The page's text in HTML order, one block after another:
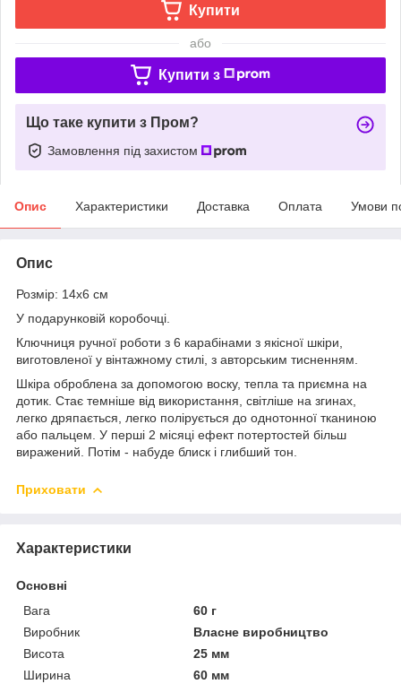
Купити
або
Купити з
Що таке купити з Пром?
Замовлення під захистом
Опис Характеристики Доставка Оплата Умови
Опис
Розмір: 14х6 см
У подарунковій коробочці.
Ключниця ручної роботи з 6 карабінами з якісної шкіри,
виготовленої у вінтажному стилі, з авторським тисненням.
Шкіра оброблена за допомогою воску, тепла та приємна на
дотик. Стає темніше від використання, світліше на згинах,
легко дряпається, легко полірується до однотонної тканиною
або пальцем. У перші 2 місяці ефект потертостей більш
виражений. Потім - набуде блиск і глибший тон.
Приховати
Характеристики
Основні
Вага
60 г
Виробник
Власне виробництво
Висота
25 мм
Ширина
60 мм